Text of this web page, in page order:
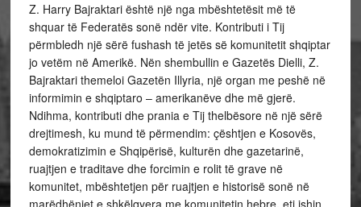
Z. Harry Bajraktari është një nga mbështetësit më të
shquar të Federatës sonë ndër vite. Kontributi i Tij
përmbledh një sërë fushash të jetës së komunitetit shqiptar
jo vetëm në Amerikë. Nën shembullin e Gazetës Dielli, Z.
Bajraktari themeloi Gazetën Illyria, një organ me peshë në
informimin e shqiptaro – amerikanëve dhe më gjerë.
Ndihma, kontributi dhe prania e Tij thelbësore në një sërë
drejtimesh, ku mund të përmendim: çështjen e Kosovës,
demokratizimin e Shqipërisë, kulturën dhe gazetarinë,
ruajtjen e traditave dhe forcimin e rolit të grave në
komunitet, mbështetjen për ruajtjen e historisë sonë në